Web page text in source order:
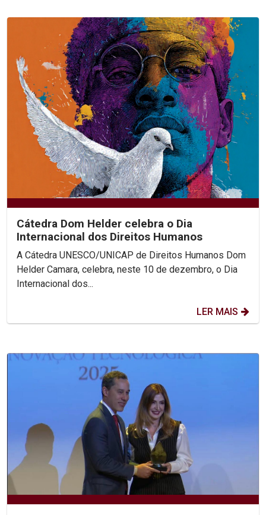
Cátedra Dom Helder celebra o Dia
Internacional dos Direitos Humanos
A Cátedra UNESCO/UNICAP de Direitos Humanos Dom
Helder Camara, celebra, neste 10 de dezembro, o Dia
Internacional dos...
LER MAIS